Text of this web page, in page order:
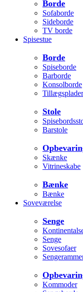
Borde
Sofaborde
Sideborde
TV borde
Spisestue
Borde
Spiseborde
Barborde
Konsolborde
Tillægsplader
Stole
Barstole
Skænke
Vitrineskabe
Bænke
Bænke
Soveværelse
Senge
Senge
Sovesofaer
Kommoder